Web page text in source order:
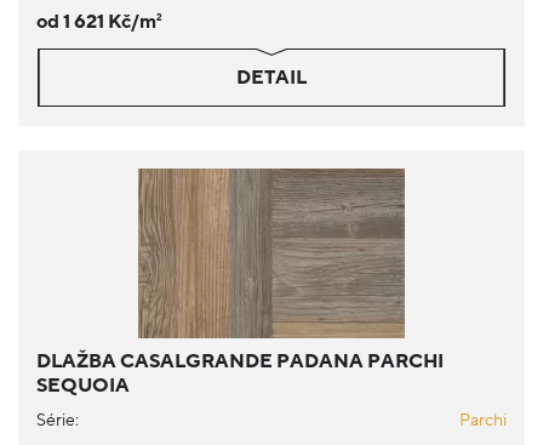
od 1 621 Kč/m2
DETAIL
DLAŽBA CASALGRANDE PADANA PARCHI
SEQUOIA
Série: Parchi